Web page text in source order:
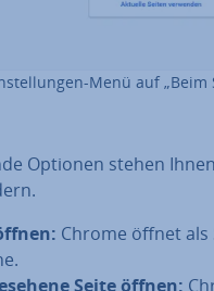
Menü auf
Optionen stehen
Chrome öffnet
Seite öffnen: